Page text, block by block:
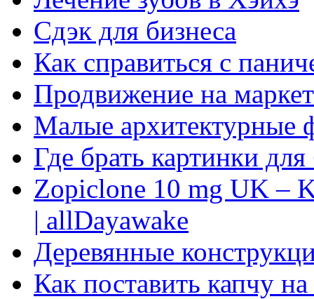
Сдэк для бизнеса
Как справиться с
Продвижение на
Малые архитектурные
Где брать картинки
Zopiclone 10 mg UK –
| allDayawake
Деревянные
Как поставить капчу